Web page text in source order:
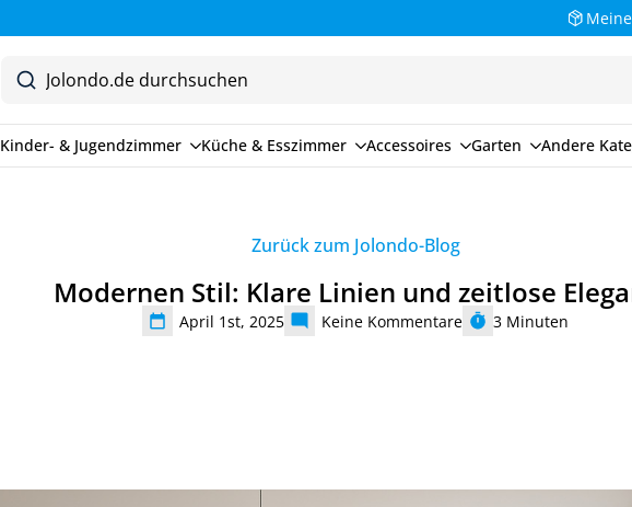
Kinder- & Jugendzimmer Küche & Esszimmer Accessoires Garten Andere
Zurück zum Jolondo-Blog
Modernen Stil: Klare Linien und zeitlose
April 1st, 2025 Keine Kommentare 3 Minuten